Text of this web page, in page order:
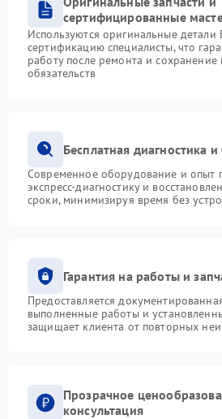
сертифицированные
Используются оригинальные
сертификацию специалисты, что
работу после ремонта и сохранение
обязательств
Бесплатная диагностика
Современное оборудование и опыт
экспресс-диагностику и
сроки, минимизируя время без
Гарантия на работы и
Предоставляется
выполненные работы и
защищает клиента от повторных
Прозрачное
консультация